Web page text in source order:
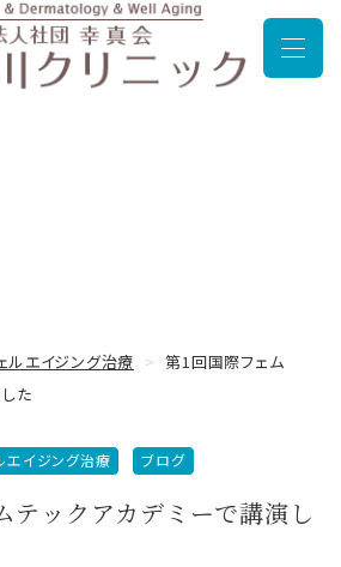
ルエイジング治療
第1回国際フェム
た
エイジング治療 ブログ
テックアカデミーで講演し
メニ